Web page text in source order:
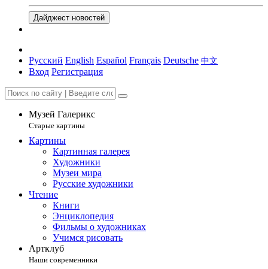
Дайджест новостей
Русский English Español Français Deutsche 中文
Вход Регистрация
Музей Галерикс
Старые картины
Картины
Картинная галерея
Художники
Музеи мира
Русские художники
Чтение
Книги
Энциклопедия
Фильмы о художниках
Учимся рисовать
Артклуб
Наши современники